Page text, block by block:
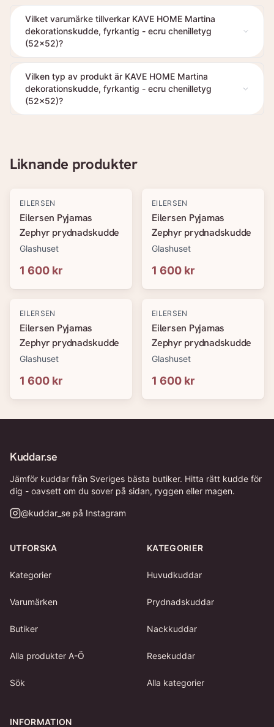
Vilket varumärke tillverkar KAVE HOME Martina
dekorationskudde, fyrkantig - ecru chenilletyg
(52x52)?
Vilken typ av produkt är KAVE HOME Martina
dekorationskudde, fyrkantig - ecru chenilletyg
(52x52)?
Liknande produkter
EILERSEN
Eilersen Pyjamas
Zephyr prydnadskudde
Glashuset
1 600 kr
EILERSEN
Eilersen Pyjamas
Zephyr prydnadskudde
Glashuset
1 600 kr
EILERSEN
Eilersen Pyjamas
Zephyr prydnadskudde
Glashuset
1 600 kr
EILERSEN
Eilersen Pyjamas
Zephyr prydnadskudde
Glashuset
1 600 kr
Kuddar.se
Jämför kuddar från Sveriges bästa butiker. Hitta rätt kudde för
dig - oavsett om du sover på sidan, ryggen eller magen.
@kuddar_se på Instagram
UTFORSKA
Kategorier
Varumärken
Butiker
Alla produkter A-Ö
Sök
KATEGORIER
Huvudkuddar
Prydnadskuddar
Nackkuddar
Resekuddar
Alla kategorier
INFORMATION